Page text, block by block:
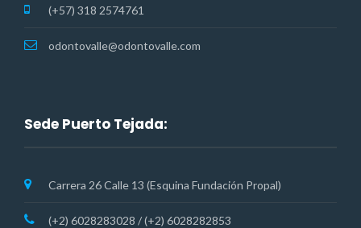
(+57) 318 2574761
odontovalle@odontovalle.com
Sede Puerto Tejada:
Carrera 26 Calle 13 (Esquina Fundación Propal)
(+2) 6028283028 / (+2) 6028282853